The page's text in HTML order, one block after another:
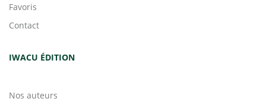
Favoris
Contact
IWACU ÉDITION
Nos auteurs